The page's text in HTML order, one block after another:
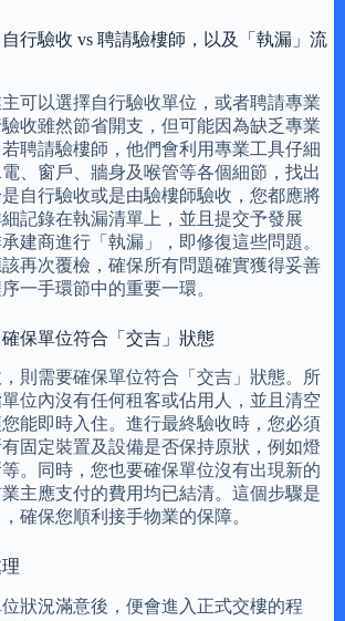
行驗收 vs 聘請驗樓師，以及「執漏」流
可以選擇自行驗收單位，或者聘請專業
收雖然節省開支，但可能因為缺乏專業
聘請驗樓師，他們會利用專業工具仔細
、窗戶、牆身及喉管等各個細節，找出
自行驗收或是由驗樓師驗收，您都應將
記錄在執漏清單上，並且提交予發展
建商進行「執漏」，即修復這些問題。
再次覆檢，確保所有問題確實獲得妥善
一手環節中的重要一環。
保單位符合「交吉」狀態
則需要確保單位符合「交吉」狀態。所
位內沒有任何租客或佔用人，並且清空
能即時入住。進行最終驗收時，您必須
固定裝置及設備是否保持原狀，例如燈
。同時，您也要確保單位沒有出現新的
主應支付的費用均已結清。這個步驟是
確保您順利接手物業的保障。
狀況滿意後，便會進入正式交樓的程